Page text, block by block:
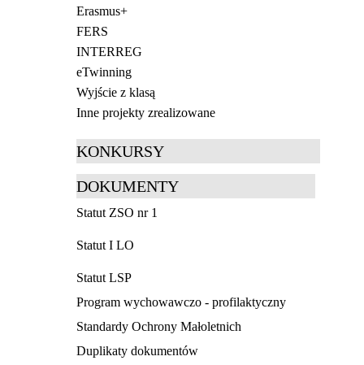
Erasmus+
FERS
INTERREG
eTwinning
Wyjście z klasą
Inne projekty zrealizowane
KONKURSY
DOKUMENTY
Statut ZSO nr 1
Statut I LO
Statut LSP
Program wychowawczo - profilaktyczny
Standardy Ochrony Małoletnich
Duplikaty dokumentów